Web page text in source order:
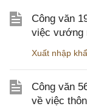
Công văn
việc vướng
Xuất nhập
Công văn
về việc